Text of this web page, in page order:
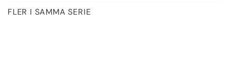
FLER I SAMMA SERIE